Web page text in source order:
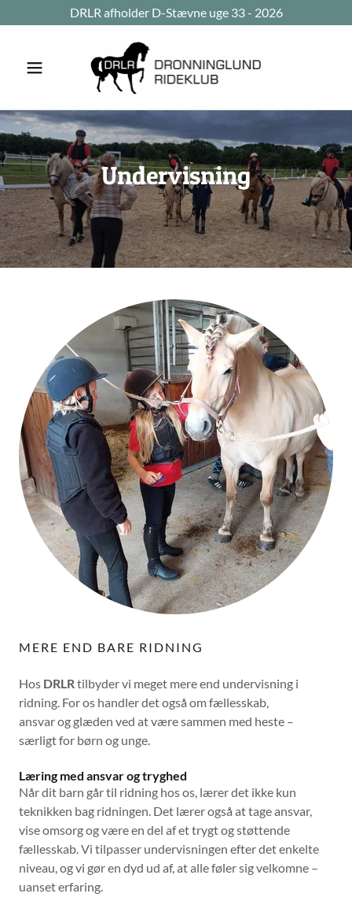
DRLR afholder D-Stævne uge 33 - 2026
Undervisning
MERE END BARE RIDNING
Hos DRLRtilbyder vi meget mere end undervisning i
ridning. For os handler det også om fællesskab,
ansvar og glæden ved at være sammen med heste –
særligt for børn og unge.
Læring med ansvar og tryghed
Når dit barn går til ridning hos os, lærer det ikke kun
teknikken bag ridningen. Det lærer også at tage ansvar,
vise omsorg og være en del af et trygt og støttende
fællesskab. Vi tilpasser undervisningen efter det enkelte
niveau, og vi gør en dyd ud af, at alle føler sig velkomne –
uanset erfaring.